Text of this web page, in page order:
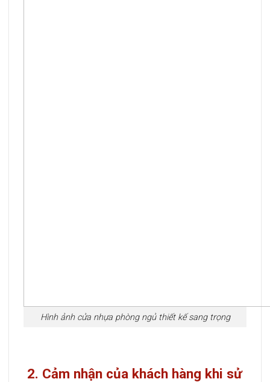
Hình ảnh cửa nhựa phòng ngủ thiết kế sang trọng
2. Cảm nhận của khách hàng khi sử